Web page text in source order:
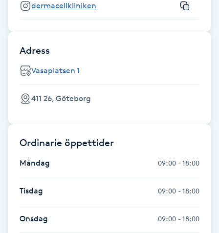
Läpptatuering
M
Manikyr & Pedikyr
Medial vägledning
Medicinsk massage
Meditation
Medium
dermacellkliniken
Adress
Vasaplatsen 1
411 26, Göteborg
Ordinarie öppettider
Måndag 09:00 - 18:00
Tisdag 09:00 - 18:00
Onsdag 09:00 - 18:00